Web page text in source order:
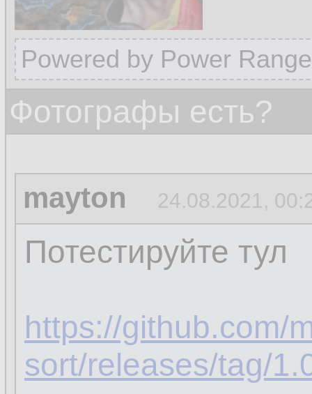
Powered by Power
Фотографы есть?
mayton 24.08.2021,
Потестируйте тул
https://github.com/
sort/releases/tag/